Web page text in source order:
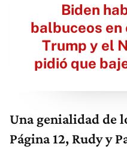
Biden
balbuceos
Trump y el
pidió que
Una genialidad de
Página 12, Rudy y